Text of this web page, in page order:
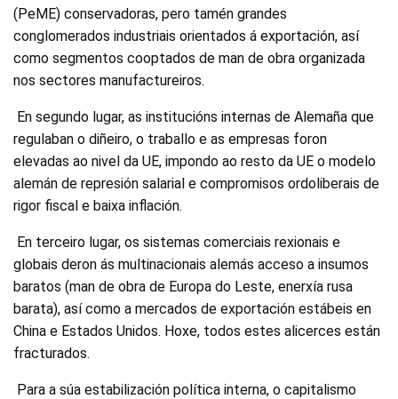
(PeME) conservadoras, pero tamén grandes
conglomerados industriais orientados á exportación, así
como segmentos cooptados de man de obra organizada
nos sectores manufactureiros.
En segundo lugar, as institucións internas de Alemaña que
regulaban o diñeiro, o traballo e as empresas foron
elevadas ao nivel da UE, impondo ao resto da UE o modelo
alemán de represión salarial e compromisos ordoliberais de
rigor fiscal e baixa inflación.
En terceiro lugar, os sistemas comerciais rexionais e
globais deron ás multinacionais alemás acceso a insumos
baratos (man de obra de Europa do Leste, enerxía rusa
barata), así como a mercados de exportación estábeis en
China e Estados Unidos. Hoxe, todos estes alicerces están
fracturados.
Para a súa estabilización política interna, o capitalismo